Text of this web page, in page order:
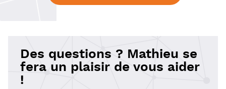
Des questions ? Mathieu se
fera un plaisir de vous aider
!